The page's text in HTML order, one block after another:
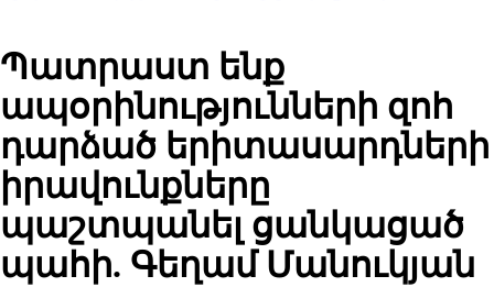
Պատրաստ ենք
ապօրինությունների զոհ
դարձած երիտասարդների
իրավունքները
պաշտպանել ցանկացած
պահի. Գեղամ Մանուկյան